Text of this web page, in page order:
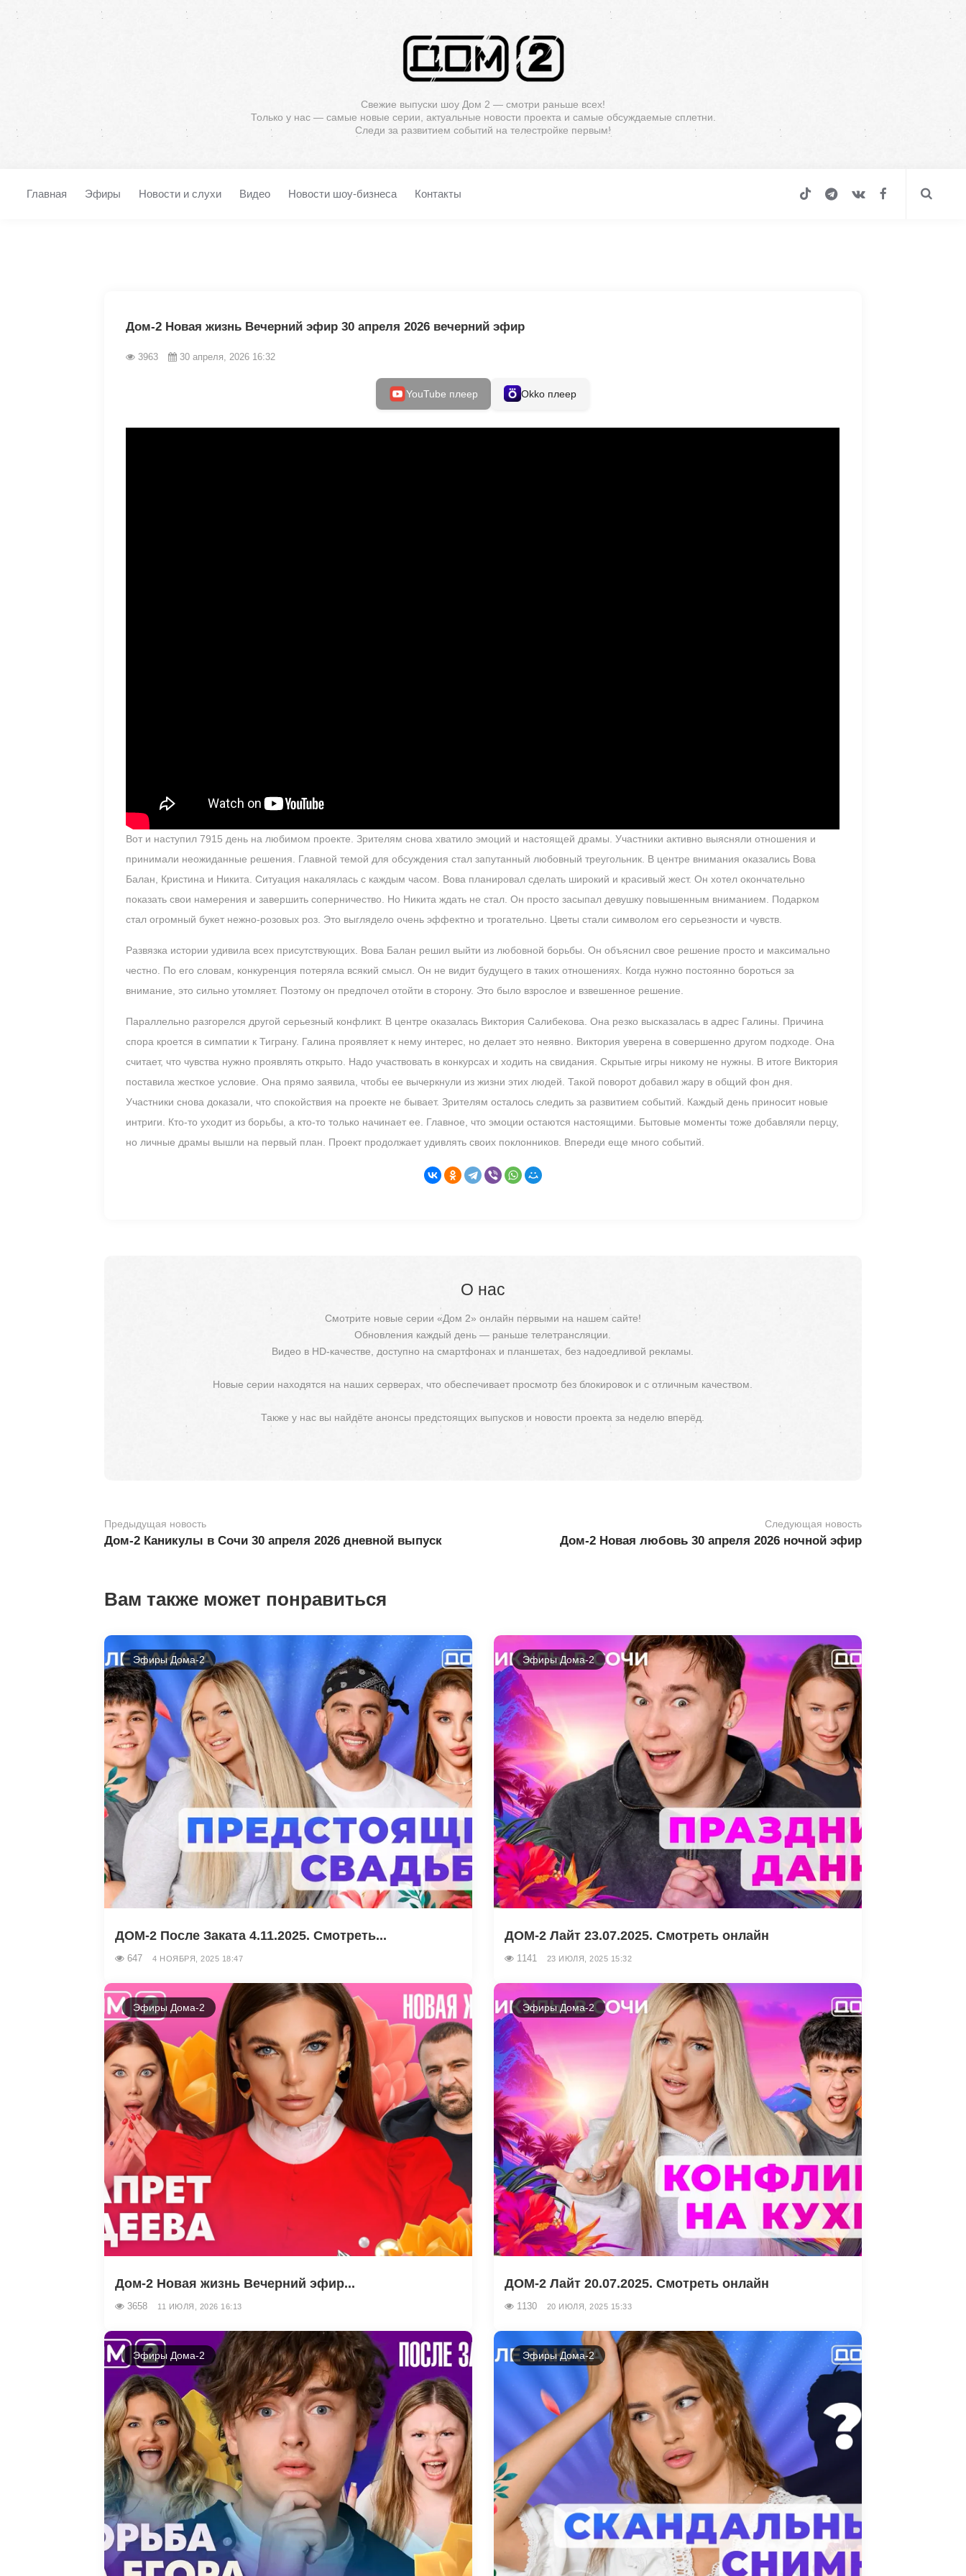
Свежие выпуски шоу Дом 2 — смотри раньше всех!
Только у нас — самые новые серии, актуальные новости проекта и самые обсуждаемые сплетни.
Следи за развитием событий на телестройке первым!
Главная Эфиры Новости и слухи Видео Новости шоу-бизнеса Контакты
Дом-2 Новая жизнь Вечерний эфир 30 апреля 2026 вечерний эфир
3963 30 апреля, 2026 16:32
YouTube плеер Okko плеер
Вот и наступил 7915 день на любимом проекте. Зрителям снова хватило эмоций и настоящей драмы. Участники активно выясняли отношения и
принимали неожиданные решения. Главной темой для обсуждения стал запутанный любовный треугольник. В центре внимания оказались Вова
Балан, Кристина и Никита. Ситуация накалялась с каждым часом. Вова планировал сделать широкий и красивый жест. Он хотел окончательно
показать свои намерения и завершить соперничество. Но Никита ждать не стал. Он просто засыпал девушку повышенным вниманием. Подарком
стал огромный букет нежно-розовых роз. Это выглядело очень эффектно и трогательно. Цветы стали символом его серьезности и чувств.
Развязка истории удивила всех присутствующих. Вова Балан решил выйти из любовной борьбы. Он объяснил свое решение просто и максимально
честно. По его словам, конкуренция потеряла всякий смысл. Он не видит будущего в таких отношениях. Когда нужно постоянно бороться за
внимание, это сильно утомляет. Поэтому он предпочел отойти в сторону. Это было взрослое и взвешенное решение.
Параллельно разгорелся другой серьезный конфликт. В центре оказалась Виктория Салибекова. Она резко высказалась в адрес Галины. Причина
спора кроется в симпатии к Тиграну. Галина проявляет к нему интерес, но делает это неявно. Виктория уверена в совершенно другом подходе. Она
считает, что чувства нужно проявлять открыто. Надо участвовать в конкурсах и ходить на свидания. Скрытые игры никому не нужны. В итоге Виктория
поставила жесткое условие. Она прямо заявила, чтобы ее вычеркнули из жизни этих людей. Такой поворот добавил жару в общий фон дня.
Участники снова доказали, что спокойствия на проекте не бывает. Зрителям осталось следить за развитием событий. Каждый день приносит новые
интриги. Кто-то уходит из борьбы, а кто-то только начинает ее. Главное, что эмоции остаются настоящими. Бытовые моменты тоже добавляли перцу,
но личные драмы вышли на первый план. Проект продолжает удивлять своих поклонников. Впереди еще много событий.
О нас
Смотрите новые серии «Дом 2» онлайн первыми на нашем сайте!
Обновления каждый день — раньше телетрансляции.
Видео в HD-качестве, доступно на смартфонах и планшетах, без надоедливой рекламы.
Новые серии находятся на наших серверах, что обеспечивает просмотр без блокировок и с отличным качеством.
Также у нас вы найдёте анонсы предстоящих выпусков и новости проекта за неделю вперёд.
Предыдущая новость
Дом-2 Каникулы в Сочи 30 апреля 2026 дневной выпуск
Следующая новость
Дом-2 Новая любовь 30 апреля 2026 ночной эфир
Вам также может понравиться
Эфиры Дома-2
ДОМ-2 После Заката 4.11.2025. Смотреть...
647 4 НОЯБРЯ, 2025 18:47
Эфиры Дома-2
ДОМ-2 Лайт 23.07.2025. Смотреть онлайн
1141 23 ИЮЛЯ, 2025 15:32
Эфиры Дома-2
Дом-2 Новая жизнь Вечерний эфир...
3658 11 ИЮЛЯ, 2026 16:13
Эфиры Дома-2
ДОМ-2 Лайт 20.07.2025. Смотреть онлайн
1130 20 ИЮЛЯ, 2025 15:33
Эфиры Дома-2 Эфиры Дома-2